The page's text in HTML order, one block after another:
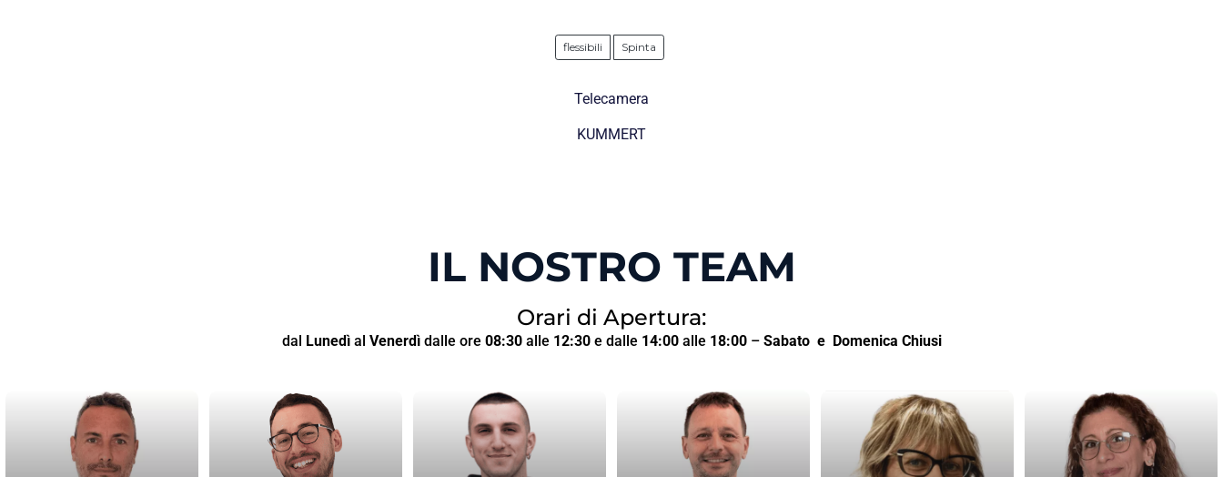
flessibili Spinta
Telecamera
KUMMERT
IL NOSTRO TEAM
Orari di Apertura:
dal Lunedìal Venerdìdalle ore 08:30alle 12:30e dalle 14:00alle 18:00– Sabato e Domenica Chiusi